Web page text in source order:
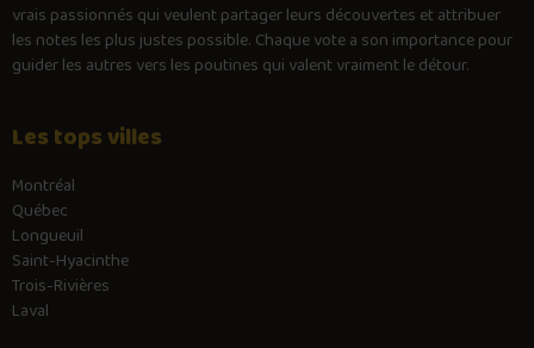
vrais passionnés qui veulent partager leurs découvertes et attribuer
les notes les plus justes possible. Chaque vote a son importance pour
guider les autres vers les poutines qui valent vraiment le détour.
Les tops villes
Montréal
Québec
Longueuil
Saint-Hyacinthe
Trois-Rivières
Laval